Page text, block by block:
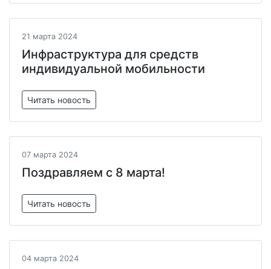
21 марта 2024
Инфраструктура для средств
индивидуальной мобильности
Читать новость
07 марта 2024
Поздравляем с 8 марта!
Читать новость
04 марта 2024